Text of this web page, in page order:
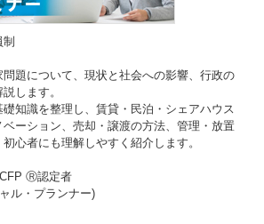
題について、現状と社会への影響、行政の
説します。
知識を整理し、賃貸・民泊・シェアハウス
ーション、売却・譲渡の方法、管理・放置
心者にも理解しやすく紹介します。
Ⓡ認定者
・プランナー)